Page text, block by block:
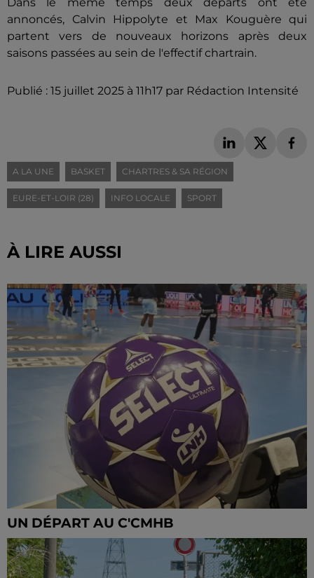
annoncés, Calvin Hippolyte et Max Kouguère qui
partent vers de nouveaux horizons après deux
saisons passées au sein de l'effectif chartrain.
Publié : 15 juillet 2025 à 11h17 par Rédaction Intensité
A LA UNE BASKET CHARTRES & SA RÉGION
EURE-ET-LOIR (28) INFO LOCALE SPORT
À LIRE AUSSI
UN DÉPART AU C'CMHB